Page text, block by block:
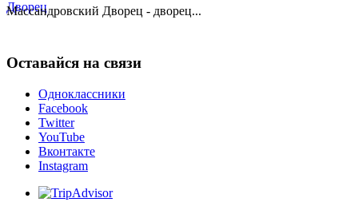
Массандровский Дворец - дворец...
Оставайся на связи
Одноклассники
Facebook
Twitter
YouTube
Вконтакте
Instagram